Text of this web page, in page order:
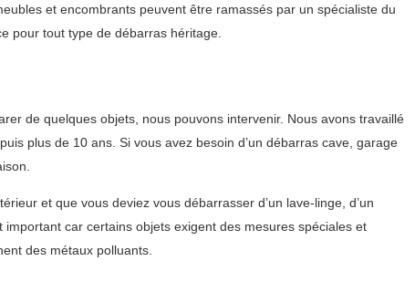
et encombrants peuvent être ramassés par un spécialiste du
pour tout type de débarras héritage.
de quelques objets, nous pouvons intervenir. Nous avons travaillé
plus de 10 ans. Si vous avez besoin d’un débarras cave, garage
et que vous deviez vous débarrasser d’un lave-linge, d’un
car certains objets exigent des mesures spéciales et
des métaux polluants.